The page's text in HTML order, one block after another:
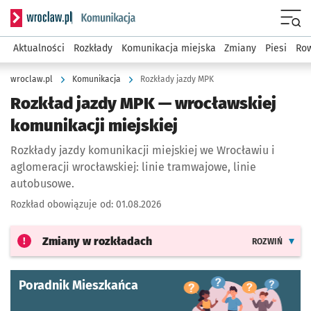
Serwis informacyjny wroclaw.pl podserwis: Komunikacja
Aktualności Rozkłady Komunikacja miejska Zmiany Piesi
wroclaw.pl Komunikacja Rozkłady jazdy MPK
Rozkład jazdy MPK — wrocławskiej
komunikacji miejskiej
Rozkłady jazdy komunikacji miejskiej we Wrocławiu i
aglomeracji wrocławskiej: linie tramwajowe, linie
autobusowe.
Rozkład obowiązuje od: 01.08.2026
Zmiany w rozkładach ROZWIŃ
Poradnik Mieszkańca